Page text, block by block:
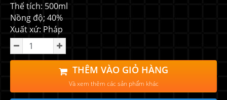
Thể tích: 500ml
Nồng độ; 40%
Xuất xứ: Pháp
THÊM VÀO GIỎ HÀNG
Và xem thêm các sản phẩm khác